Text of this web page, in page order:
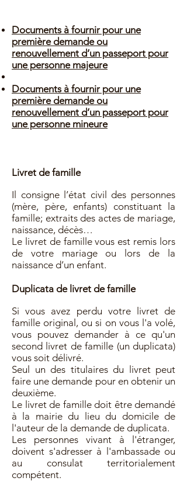
Documents à fournir pour une
première demande ou
renouvellement d’un passeport pour
une personne majeure
Documents à fournir pour une
première demande ou
renouvellement d’un passeport pour
une personne mineure
Livret de famille
Il consigne l’état civil des personnes
(mère, père, enfants) constituant la
famille; extraits des actes de mariage,
naissance, décès…
Le livret de famille vous est remis lors
de votre mariage ou lors de la
naissance d’un enfant.
Duplicata de livret de famille
Si vous avez perdu votre livret de
famille original, ou si on vous l'a volé,
vous pouvez demander à ce qu'un
second livret de famille (un duplicata)
vous soit délivré.
Seul un des titulaires du livret peut
faire une demande pour en obtenir un
deuxième.
Le livret de famille doit être demandé
à la mairie du lieu du domicile de
l'auteur de la demande de duplicata.
Les personnes vivant à l'étranger,
doivent s'adresser à l'ambassade ou
au consulat territorialement
compétent.